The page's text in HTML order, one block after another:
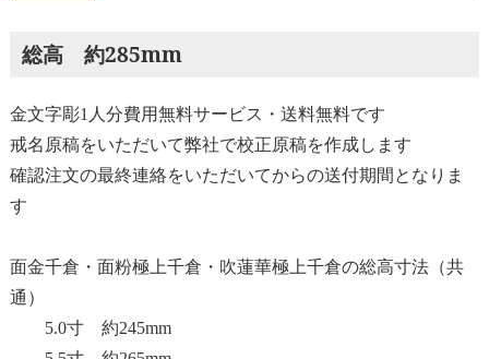
総高 約285mm
金文字彫1人分費用無料サービス・送料無料です
戒名原稿をいただいて弊社で校正原稿を作成します
確認注文の最終連絡をいただいてからの送付期間となりま
す
面金千倉・面粉極上千倉・吹蓮華極上千倉の総高寸法（共
通）
5.0寸 約245mm